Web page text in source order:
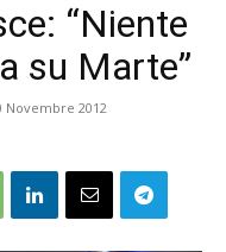
“Niente
su Marte”
Novembre 2012